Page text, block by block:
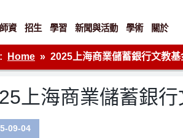
師資 招生 學習 新聞與活動 學術 關於
Home 2025上海商業儲蓄銀行文教
上海商業儲蓄銀
09-04